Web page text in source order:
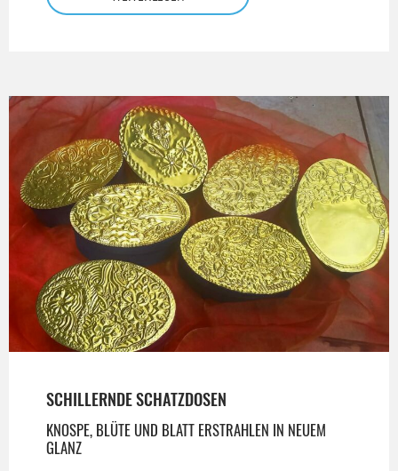
SCHILLERNDE SCHATZDOSEN
KNOSPE, BLÜTE UND BLATT ERSTRAHLEN IN NEUEM
GLANZ